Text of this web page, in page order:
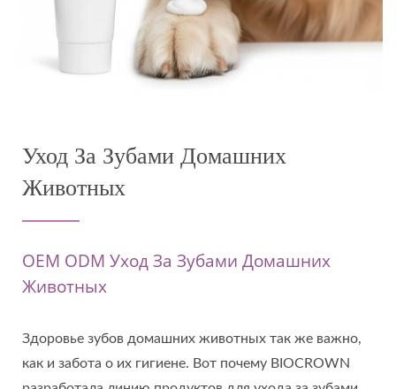
Уход За Зубами Домашних
Животных
OEM ODM Уход За Зубами Домашних
Животных
Здоровье зубов домашних животных так же важно,
как и забота о их гигиене. Вот почему BIOCROWN